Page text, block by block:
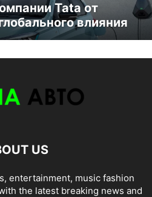
Tata от
влияния
US
entertainment, music fashion
the latest breaking news and